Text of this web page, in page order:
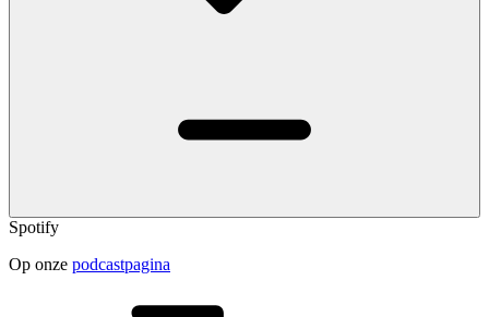
Spotify
Op onze podcastpagina